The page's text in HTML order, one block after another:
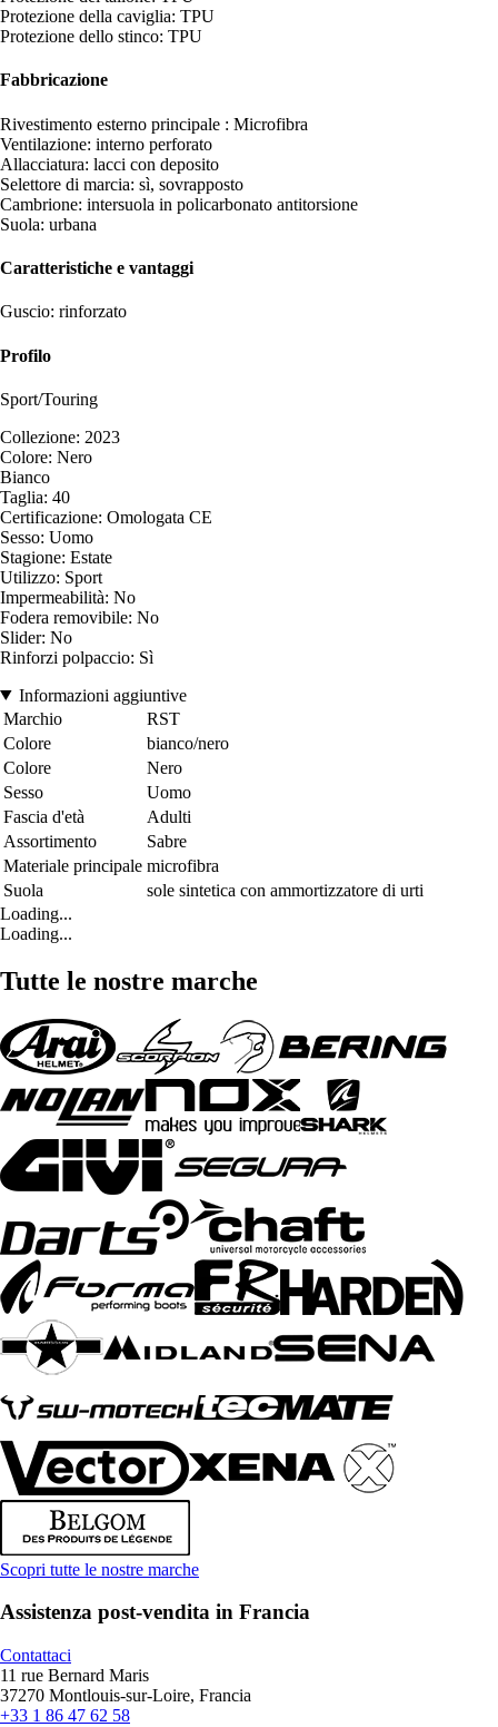
Protezione della caviglia: TPU
Protezione dello stinco: TPU
Fabbricazione
Rivestimento esterno principale : Microfibra
Ventilazione: interno perforato
Allacciatura: lacci con deposito
Selettore di marcia: sì, sovrapposto
Cambrione: intersuola in policarbonato antitorsione
Suola: urbana
Caratteristiche e vantaggi
Guscio: rinforzato
Profilo
Sport/Touring
Collezione: 2023
Colore: Nero
Bianco
Taglia: 40
Certificazione: Omologata CE
Sesso: Uomo
Stagione: Estate
Utilizzo: Sport
Impermeabilità: No
Fodera removibile: No
Slider: No
Rinforzi polpaccio: Sì
Informazioni aggiuntive
Marchio
RST
Colore
bianco/nero
Colore
Nero
Sesso
Uomo
Fascia d'età
Adulti
Assortimento
Sabre
Materiale principale microfibra
Suola
sole sintetica con ammortizzatore di urti
Loading...
Loading...
Tutte le nostre marche
Scopri tutte le nostre marche
Assistenza post-vendita in Francia
Contattaci
11 rue Bernard Maris
37270 Montlouis-sur-Loire, Francia
+33 1 86 47 62 58